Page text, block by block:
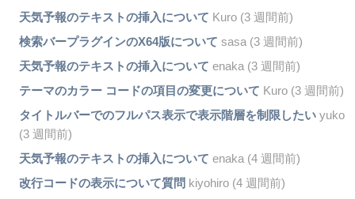
天気予報のテキストの挿入について Kuro (3 週間前)
検索バープラグインのX64版について sasa (3 週間前)
天気予報のテキストの挿入について enaka (3 週間前)
テーマのカラー コードの項目の変更について Kuro (3 週間前)
タイトルバーでのフルパス表示で表示階層を制限したいyuko
(3 週間前)
天気予報のテキストの挿入について enaka (4 週間前)
改行コードの表示について質問 kiyohiro (4 週間前)